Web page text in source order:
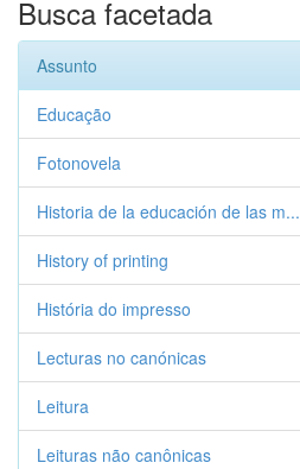
Busca facetada
Assunto
Educação
Fotonovela
Historia de la educación de las m...
History of printing
História do impresso
Lecturas no canónicas
Leitura
Leituras não canônicas